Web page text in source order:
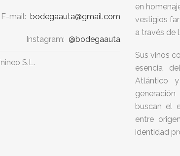
E-mail: bodegaauta@gmail.com
Instagram: @bodegaauta
S.L.
en
vestigios
a través de
Sus vinos
esencia
Atlántico
buscan el
entre
identidad